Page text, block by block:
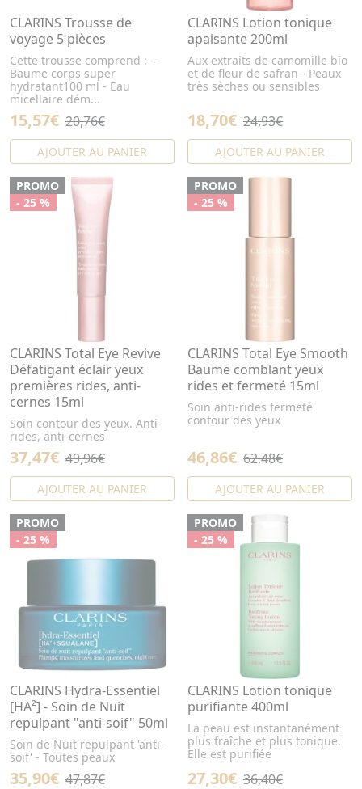
CLARINS Trousse de
voyage 5 pièces
Cette trousse comprend : -
Baume corps super
hydratant100 ml - Eau
micellaire dém...
15,57€ 20,76€
AJOUTER AU PANIER
CLARINS Lotion tonique
apaisante 200ml
Aux extraits de camomille bio
et de fleur de safran - Peaux
très sèches ou sensibles
18,70€ 24,93€
AJOUTER AU PANIER
PROMO
- 25 %
CLARINS Total Eye Revive
Défatigant éclair yeux
premières rides, anti-
cernes 15ml
Soin contour des yeux. Anti-
rides, anti-cernes
37,47€ 49,96€
AJOUTER AU PANIER
PROMO
- 25 %
CLARINS Total Eye Smooth
Baume comblant yeux
rides et fermeté 15ml
Soin anti-rides fermeté
contour des yeux
46,86€ 62,48€
AJOUTER AU PANIER
PROMO
- 25 %
CLARINS Hydra-Essentiel
[HA²] - Soin de Nuit
repulpant "anti-soif" 50ml
Soin de Nuit repulpant 'anti-
soif' - Toutes peaux
35,90€ 47,87€
PROMO
- 25 %
CLARINS Lotion tonique
purifiante 400ml
La peau est instantanément
plus fraîche et plus tonique.
Elle est purifiée
27,30€ 36,40€